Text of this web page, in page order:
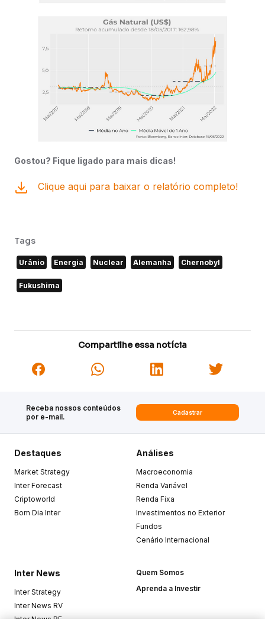
Gostou? Fique ligado para mais dicas!
Clique aqui para baixar o relatório completo!
Tags
Urânio Energia Nuclear Alemanha Chernobyl
Fukushima
Compartilhe essa notícia
Receba nossos conteúdos
por e-mail.
Cadastrar
Destaques
Market Strategy
Inter Forecast
Criptoworld
Bom Dia Inter
Análises
Macroeconomia
Renda Variável
Renda Fixa
Investimentos no Exterior
Fundos
Cenário Internacional
Inter News
Inter Strategy
Inter News RV
Inter News RF
Quem Somos
Aprenda a Investir